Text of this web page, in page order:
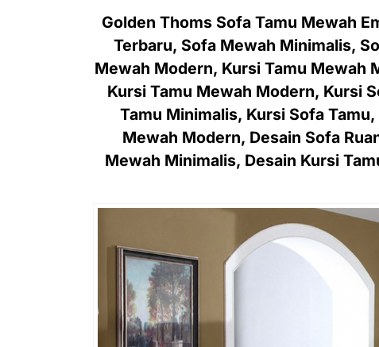
Golden Thoms Sofa Tamu Mewah
Terbaru, Sofa Mewah Minimalis,
Mewah Modern, Kursi Tamu Mewah
Kursi Tamu Mewah Modern, Kursi
Tamu Minimalis, Kursi Sofa
Mewah Modern, Desain Sofa
Mewah Minimalis, Desain Kursi